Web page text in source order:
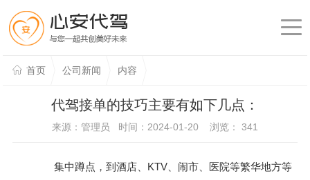
首页 公司新闻 内容
代驾接单的技巧主要有如下几点：
来源：管理员 时间：2024-01-20 浏览： 341
集中蹲点，到酒店、KTV、闹市、医院等繁华地方等